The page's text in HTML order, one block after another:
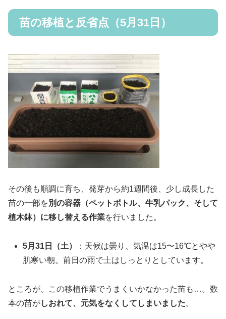
苗の移植と反省点（5月31日）
その後も順調に育ち、発芽から約1週間後、少し成長した
苗の一部を別の容器（ペットボトル、牛乳パック、そして
植木鉢）に移し替える作業を行いました。
5月31日（土）
：天候は曇り、気温は15〜16℃とやや
肌寒い朝。前日の雨で土はしっとりとしています。
ところが、この移植作業でうまくいかなかった苗も…。数
本の苗がしおれて、元気をなくしてしまいました。